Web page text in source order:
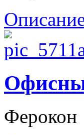
Ферокон